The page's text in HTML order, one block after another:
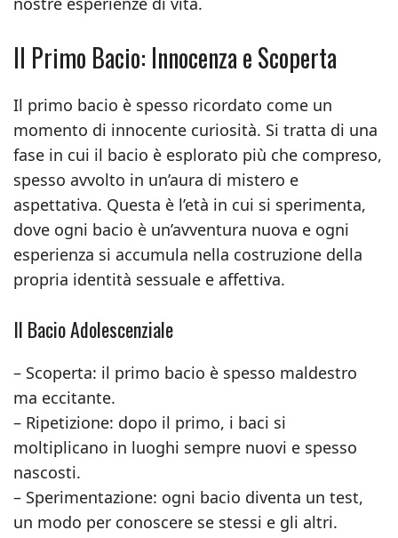
Il Primo Bacio: Innocenza e Scoperta
Il primo bacio è spesso ricordato come un
momento di innocente curiosità. Si tratta di una
fase in cui il bacio è esplorato più che compreso,
spesso avvolto in un’aura di mistero e
aspettativa. Questa è l’età in cui si sperimenta,
dove ogni bacio è un’avventura nuova e ogni
esperienza si accumula nella costruzione della
propria identità sessuale e affettiva.
Il Bacio Adolescenziale
– Scoperta: il primo bacio è spesso maldestro
ma eccitante.
– Ripetizione: dopo il primo, i baci si
moltiplicano in luoghi sempre nuovi e spesso
nascosti.
– Sperimentazione: ogni bacio diventa un test,
un modo per conoscere se stessi e gli altri.